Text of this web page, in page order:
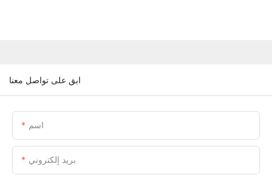
ابق على تواصل معنا
اسم
بريد إلكتروني